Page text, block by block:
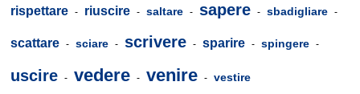
rispettare - riuscire - saltare - sapere - sbadigliare -
scattare - sciare - scrivere - sparire - spingere -
uscire - vedere - venire - vestire